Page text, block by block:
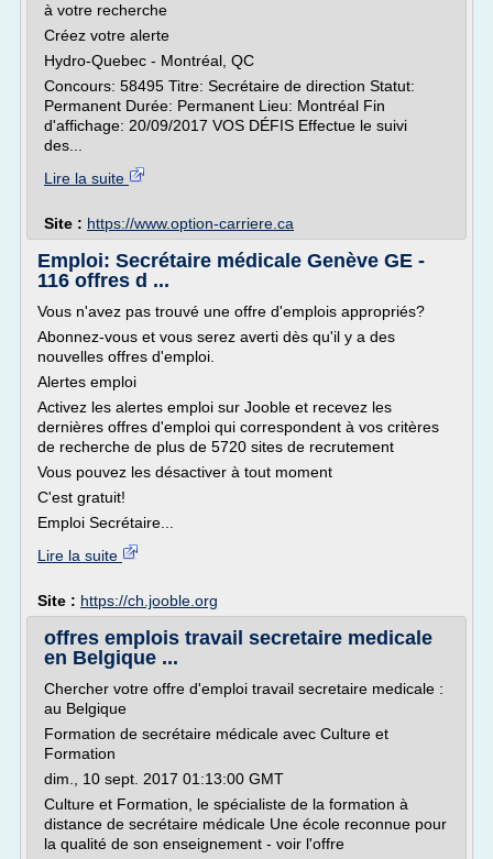
à votre recherche
Créez votre alerte
Hydro-Quebec - Montréal, QC
Concours: 58495 Titre: Secrétaire de direction Statut:
Permanent Durée: Permanent Lieu: Montréal Fin
d'affichage: 20/09/2017 VOS DÉFIS Effectue le suivi
des...
Lire la suite
Site : https://www.option-carriere.ca
Emploi: Secrétaire médicale Genève GE -
116 offres d ...
Vous n'avez pas trouvé une offre d'emplois appropriés?
Abonnez-vous et vous serez averti dès qu'il y a des
nouvelles offres d'emploi.
Alertes emploi
Activez les alertes emploi sur Jooble et recevez les
dernières offres d'emploi qui correspondent à vos critères
de recherche de plus de 5720 sites de recrutement
Vous pouvez les désactiver à tout moment
C'est gratuit!
Emploi Secrétaire...
Lire la suite
Site : https://ch.jooble.org
offres emplois travail secretaire medicale
en Belgique ...
Chercher votre offre d'emploi travail secretaire medicale :
au Belgique
Formation de secrétaire médicale avec Culture et
Formation
dim., 10 sept. 2017 01:13:00 GMT
Culture et Formation, le spécialiste de la formation à
distance de secrétaire médicale Une école reconnue pour
la qualité de son enseignement - voir l'offre